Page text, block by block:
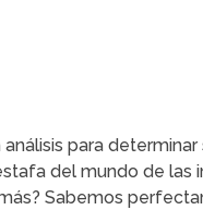
para
del mundo de las
Sabemos